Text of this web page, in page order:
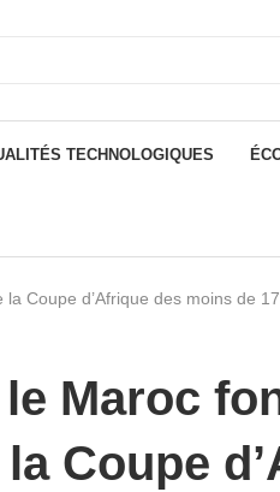
TECHNOLOGIQUES
Coupe d’Afrique des moins de
Maroc
Coupe